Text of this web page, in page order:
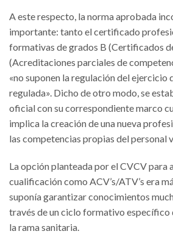
A este respecto, la norma aprobada
importante: tanto el certificado
formativas de grados B (Certificados
(Acreditaciones parciales de
«no suponen la regulación del ejercicio
regulada». Dicho de otro modo, se
oficial con su correspondiente marco
implica la creación de una nueva
las competencias propias del personal
La opción planteada por el CVCV para
cualificación como ACV’s/ATV’s era
suponía garantizar conocimientos
través de un ciclo formativo específico
la rama sanitaria.